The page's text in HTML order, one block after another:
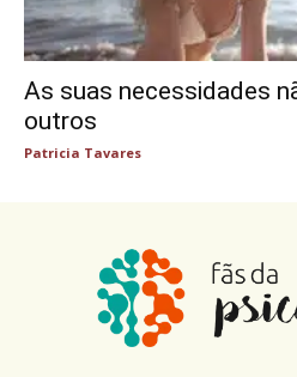
As suas necessidades
outros
Patricia Tavares